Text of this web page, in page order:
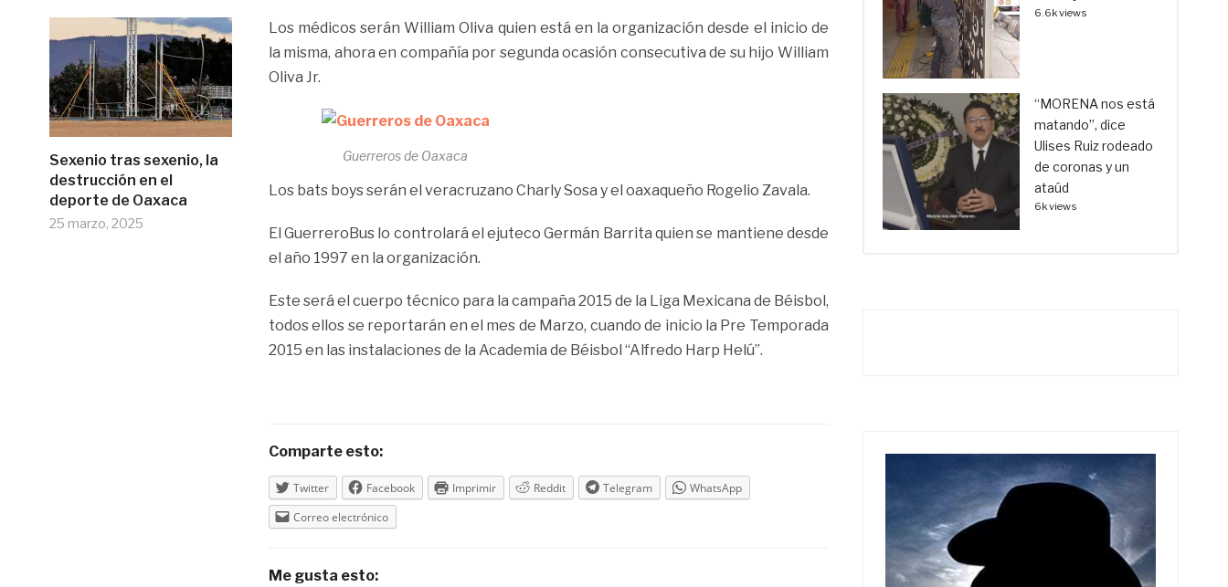
Sexenio tras sexenio, la
destrucción en el
deporte de Oaxaca
25 marzo, 2025
Los médicos serán William Oliva quien está en la organización desde el inicio de
la misma, ahora en compañía por segunda ocasión consecutiva de su hijo William
Oliva Jr.
Guerreros de Oaxaca
Los bats boys serán el veracruzano Charly Sosa y el oaxaqueño Rogelio Zavala.
El GuerreroBus lo controlará el ejuteco Germán Barrita quien se mantiene desde
el año 1997 en la organización.
Este será el cuerpo técnico para la campaña 2015 de la Liga Mexicana de Béisbol,
todos ellos se reportarán en el mes de Marzo, cuando de inicio la Pre Temporada
2015 en las instalaciones de la Academia de Béisbol “Alfredo Harp Helú”.
Comparte esto:
Twitter Facebook Imprimir Reddit Telegram
WhatsApp
Correo electrónico
Me gusta esto:
6.6k views
“MORENA nos está
matando”, dice
Ulises Ruiz rodeado
de coronas y un
ataúd
6k views